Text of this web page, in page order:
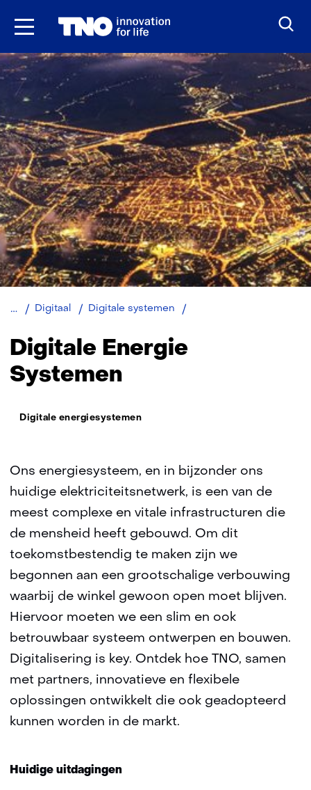
Ga
Digitaal Digitale systemen
Digitale Energie
Systemen
Thema:
Digitale energiesystemen
Ons energiesysteem, en in bijzonder ons
huidige elektriciteitsnetwerk, is een van de
meest complexe en vitale infrastructuren die
de mensheid heeft gebouwd. Om dit
toekomstbestendig te maken zijn we
begonnen aan een grootschalige verbouwing
waarbij de winkel gewoon open moet blijven.
Hiervoor moeten we een slim en ook
betrouwbaar systeem ontwerpen en bouwen.
Digitalisering is key. Ontdek hoe TNO, samen
met partners, innovatieve en flexibele
oplossingen ontwikkelt die ook geadopteerd
kunnen worden in de markt.
Huidige uitdagingen